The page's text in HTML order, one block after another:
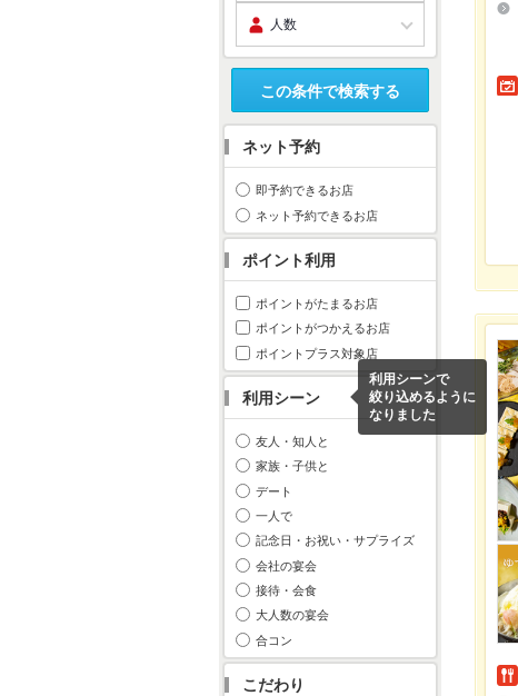
この条件で検索する
ネット予約
即予約できるお店
ネット予約できるお店
ポイント利用
ポイントがたまるお店
ポイントがつかえるお店
ポイントプラス対象店
利用シーン
利用シーンで
絞り込めるように
なりました
友人・知人と
家族・子供と
デート
一人で
記念日・お祝い・サプライズ
会社の宴会
接待・会食
大人数の宴会
合コン
こだわり